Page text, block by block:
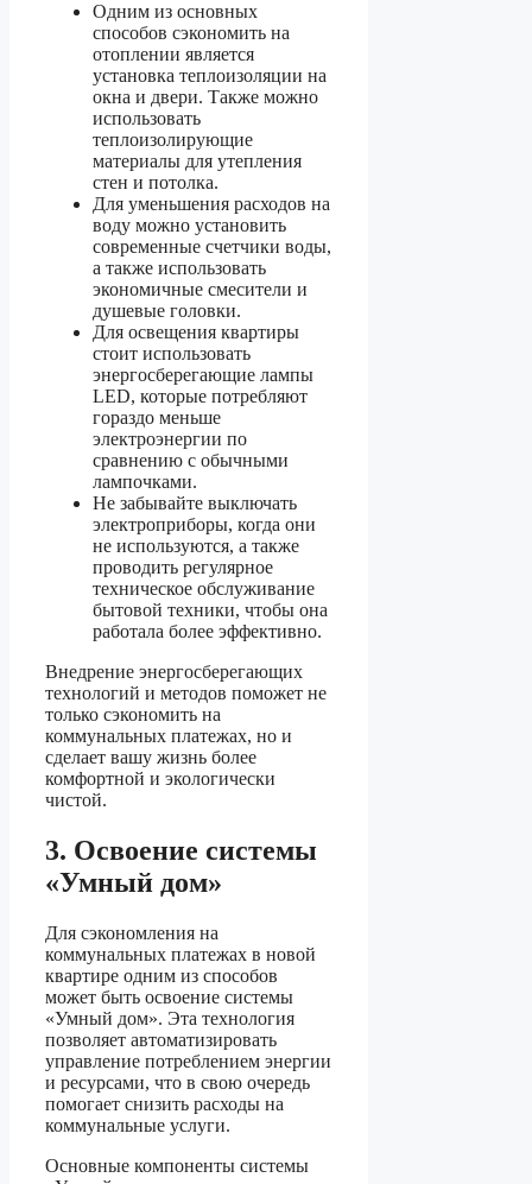
Одним из основных
способов сэкономить на
отоплении является
установка теплоизоляции на
окна и двери. Также можно
использовать
теплоизолирующие
материалы для утепления
стен и потолка.
Для уменьшения расходов на
воду можно установить
современные счетчики воды,
а также использовать
экономичные смесители и
душевые головки.
Для освещения квартиры
стоит использовать
энергосберегающие лампы
LED, которые потребляют
гораздо меньше
электроэнергии по
сравнению с обычными
лампочками.
Не забывайте выключать
электроприборы, когда они
не используются, а также
проводить регулярное
техническое обслуживание
бытовой техники, чтобы она
работала более эффективно.
Внедрение энергосберегающих
технологий и методов поможет не
только сэкономить на
коммунальных платежах, но и
сделает вашу жизнь более
комфортной и экологически
чистой.
3. Освоение системы
«Умный дом»
Для сэкономления на
коммунальных платежах в новой
квартире одним из способов
может быть освоение системы
«Умный дом». Эта технология
позволяет автоматизировать
управление потреблением энергии
и ресурсами, что в свою очередь
помогает снизить расходы на
коммунальные услуги.
Основные компоненты системы